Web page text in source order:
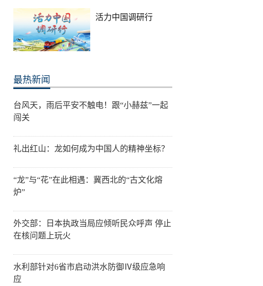
活力中国调研行
最热新闻
台风天，雨后平安不触电！跟“小赫兹”一起
闯关
礼出红山：龙如何成为中国人的精神坐标？
“龙”与“花”在此相遇：冀西北的“古文化熔
炉”
外交部：日本执政当局应倾听民众呼声 停止
在核问题上玩火
水利部针对6省市启动洪水防御Ⅳ级应急响
应